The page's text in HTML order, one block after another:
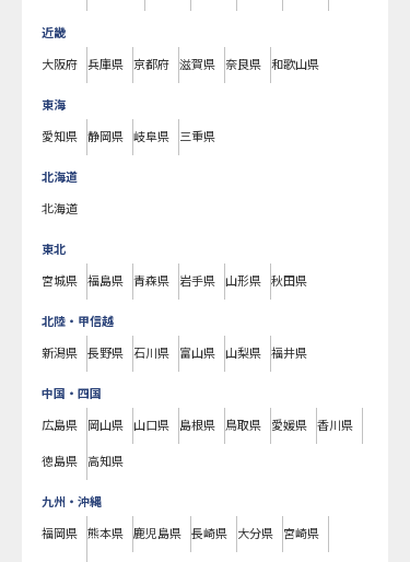
近畿
大阪府 兵庫県 京都府 滋賀県 奈良県 和歌山県
東海
愛知県 静岡県 岐阜県 三重県
北海道
北海道
東北
宮城県 福島県 青森県 岩手県 山形県 秋田県
北陸・甲信越
新潟県 長野県 石川県 富山県 山梨県 福井県
中国・四国
広島県 岡山県 山口県 島根県 鳥取県 愛媛県 香川県
徳島県 高知県
九州・沖縄
福岡県 熊本県 鹿児島県 長崎県 大分県 宮崎県